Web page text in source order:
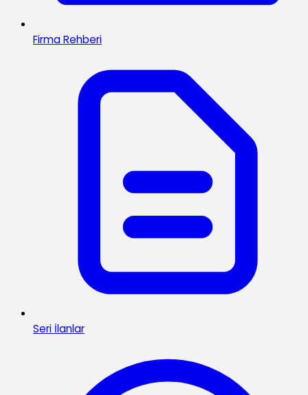
Firma Rehberi
Seri İlanlar